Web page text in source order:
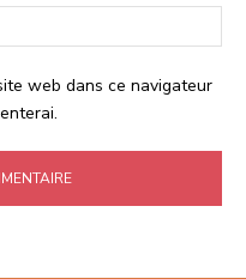
:*
web dans ce navigateur